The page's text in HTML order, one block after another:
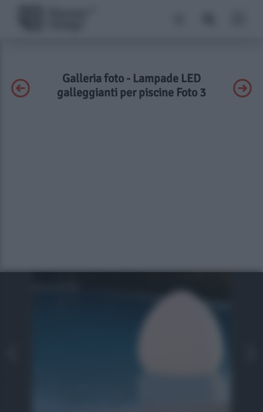
Galleria foto - Lampade LED
galleggianti per piscine Foto 3